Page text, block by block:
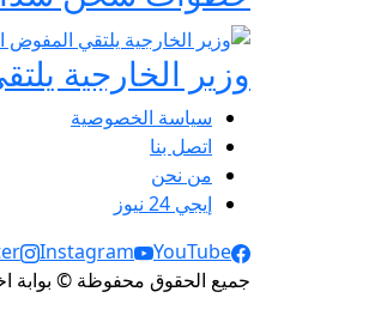
وزير الخارجية
سياسة الخصوصية
اتصل بنا
من نحن
إيجي 24 نيوز
Social Links
Instagram
YouTube
جميع الحقوق محفوظة © بوابة اخر